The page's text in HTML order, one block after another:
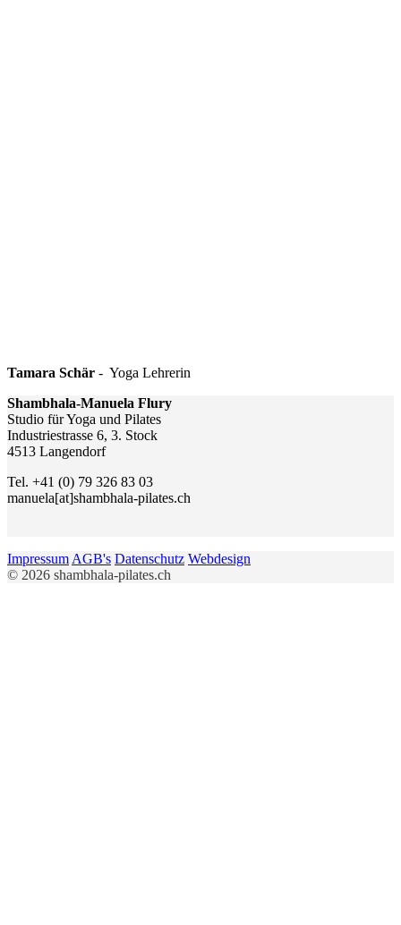
Tamara Schär - Yoga Lehrerin
Shambhala-Manuela Flury
Studio für Yoga und Pilates
Industriestrasse 6, 3. Stock
4513 Langendorf
Tel. +41 (0) 79 326 83 03
manuela[at]shambhala-pilates.ch
ImpressumAGB's Datenschutz Webdesign
© 2026 shambhala-pilates.ch